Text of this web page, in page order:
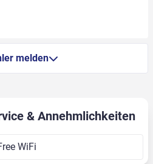
melden
& Annehmlichkeiten
WiFi